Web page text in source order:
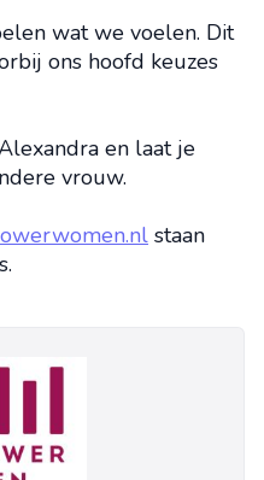
wat we voelen. Dit
ons hoofd keuzes
en laat je
vrouw.
staan